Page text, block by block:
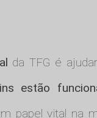
da TFG é
estão
papel vital na